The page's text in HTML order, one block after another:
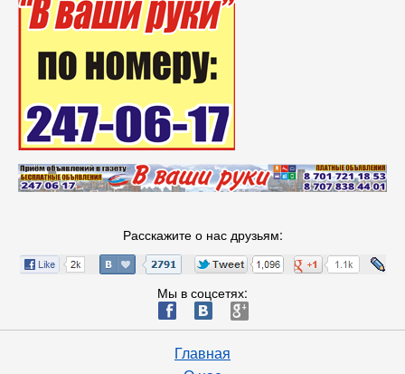
Расскажите о нас друзьям:
Мы в соцсетях:
ä æ è
Главная